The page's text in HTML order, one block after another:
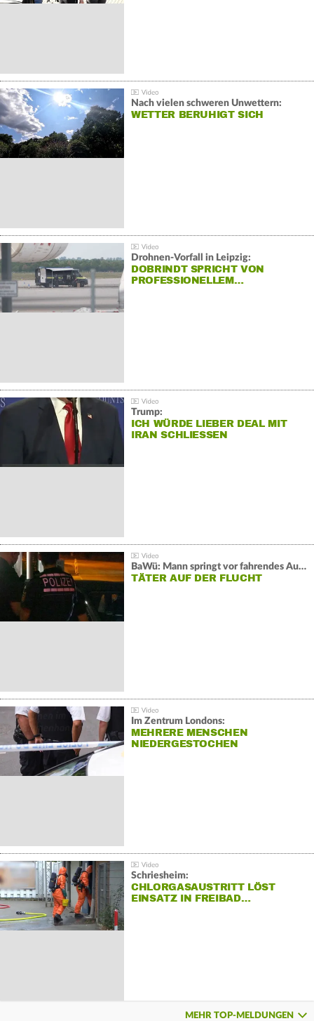
Nach vielen schweren Unwettern:
WETTER BERUHIGT SICH
Drohnen-Vorfall in Leipzig:
DOBRINDT SPRICHT VON
PROFESSIONELLEM…
Trump:
ICH WÜRDE LIEBER DEAL MIT
IRAN SCHLIESSEN
BaWü: Mann springt vor fahrendes Auto und schießt
TÄTER AUF DER FLUCHT
Im Zentrum Londons:
MEHRERE MENSCHEN
NIEDERGESTOCHEN
Schriesheim:
CHLORGASAUSTRITT LÖST
EINSATZ IN FREIBAD…
MEHR TOP-MELDUNGEN